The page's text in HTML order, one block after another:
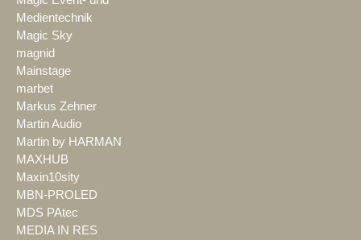
Medientechnik
Magic Sky
magnid
Mainstage
marbet
Markus Zehner
Martin Audio
Martin by HARMAN
MAXHUB
Maxin10sity
MBN-PROLED
MDS PAtec
MEDIA IN RES